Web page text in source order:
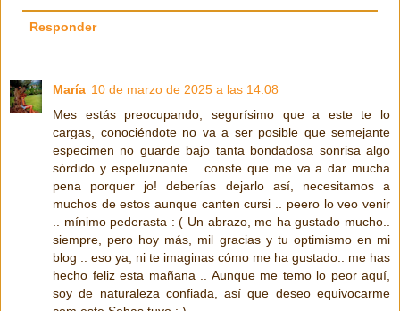
Responder
María 10 de marzo de 2025 a las 14:08
Mes estás preocupando, segurísimo que a este te lo
cargas, conociéndote no va a ser posible que semejante
especimen no guarde bajo tanta bondadosa sonrisa algo
sórdido y espeluznante .. conste que me va a dar mucha
pena porquer jo! deberías dejarlo así, necesitamos a
muchos de estos aunque canten cursi .. peero lo veo venir
.. mínimo pederasta : ( Un abrazo, me ha gustado mucho..
siempre, pero hoy más, mil gracias y tu optimismo en mi
blog .. eso ya, ni te imaginas cómo me ha gustado.. me has
hecho feliz esta mañana .. Aunque me temo lo peor aquí,
soy de naturaleza confiada, así que deseo equivocarme